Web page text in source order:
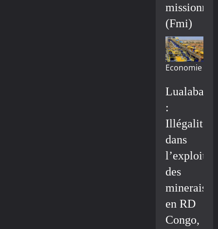
(Fmi)
Economie
Lualaba
:
Illégalité
dans
des
minerais
en RD
Congo,